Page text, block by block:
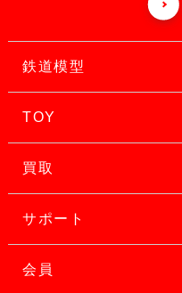
鉄道模型
TOY
買取
サポート
会員